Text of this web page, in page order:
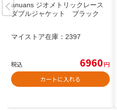
anuans ジオメトリックレース
ダブルジャケット ブラック
マイストア在庫： 2397
税込 6960円
カートに入れる